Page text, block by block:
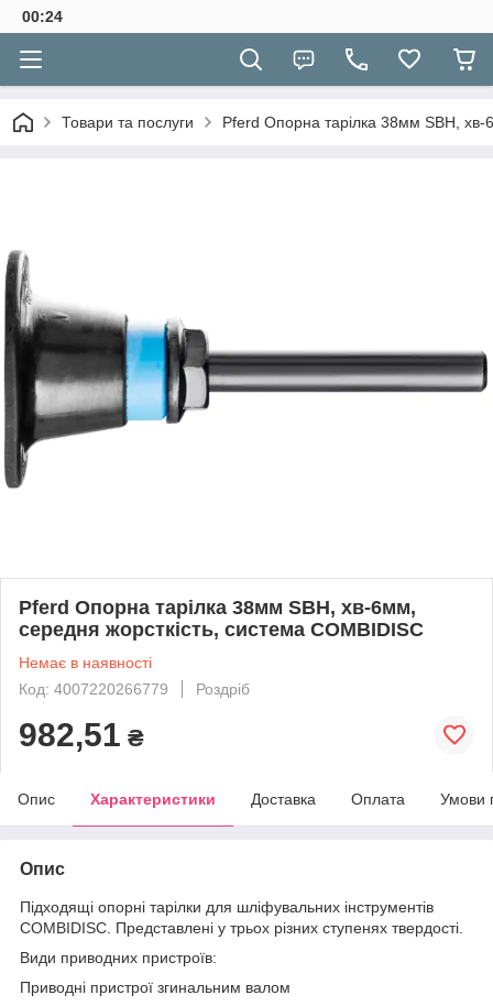
00:24
Товари та послуги Pferd Опорна тарілка 38мм SBH, хв-
Pferd Опорна тарілка 38мм SBH, хв-6мм,
середня жорсткість, система COMBIDISC
Немає в наявності
Код: 4007220266779
Роздріб
982,51 ₴
Опис Характеристики Доставка Оплата Умови
Опис
Підходящі опорні тарілки для шліфувальних інструментів
COMBIDISC. Представлені у трьох різних ступенях твердості.
Види приводних пристроїв:
Приводні пристрої згинальним валом